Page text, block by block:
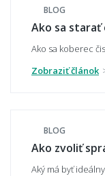
Hodí sa
priestoru?
Má koberec
BLOG
Ako sa
Ako sa koberec
Zobraziť článok
BLOG
Ako zvoliť
Aký má byť